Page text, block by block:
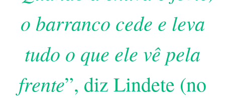
o barranco cede e leva
tudo o que ele vê pela
frente”, diz Lindete (no